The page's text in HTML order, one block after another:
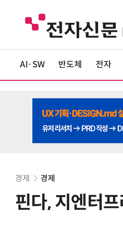
AI·SW 반도체 전자
경제 경제
핀다, 지엔터